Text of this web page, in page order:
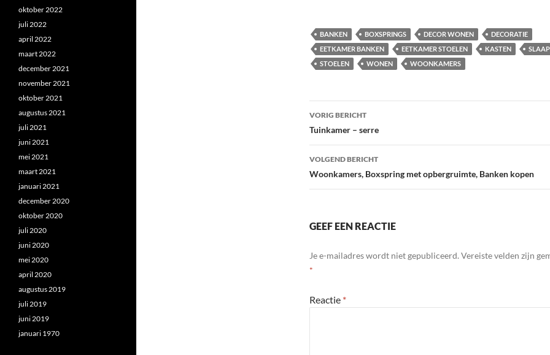
BANKEN BOXSPRINGS DECOR WONEN
DECORATIE
EETKAMER BANKEN
EETKAMER STOELEN KASTEN
STOELEN
WONEN WOONKAMERS
Bericht
navigatie
VORIG BERICHT
Tuinkamer – serre
VOLGEND BERICHT
Woonkamers, Boxspring met opbergruimte, Banken kopen
GEEF EEN REACTIE
Je e-mailadres wordt niet gepubliceerd. Vereiste velden zijn
*
Reactie *
oktober 2022
juli 2022
april 2022
maart 2022
december 2021
november 2021
oktober 2021
augustus 2021
juli 2021
juni 2021
mei 2021
maart 2021
januari 2021
december 2020
oktober 2020
juli 2020
juni 2020
mei 2020
april 2020
augustus 2019
juli 2019
juni 2019
januari 1970